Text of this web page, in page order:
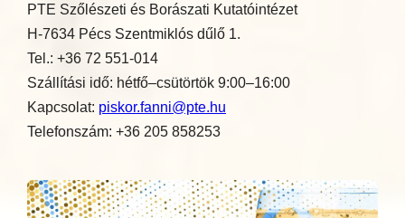
PTE Szőlészeti és Borászati Kutatóintézet
H-7634 Pécs Szentmiklós dűlő 1.
Tel.: +36 72 551-014
Szállítási idő: hétfő–csütörtök 9:00–16:00
Kapcsolat: piskor.fanni@pte.hu
Telefonszám: +36 205 858253